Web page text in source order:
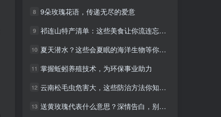
8 9朵玫瑰花语，传递无尽的爱意
9 祁连山特产清单：这些美食让你流连忘返！
10 夏天潜水？这些会夏眠的海洋生物等你探索！
11 掌握蚯蚓养殖技术，为环保事业助力
12 云南松毛虫危害大，这些防治方法你知道吗？
13 送黄玫瑰代表什么意思？深情告白，别错过！
8 9朵玫瑰花语，传递无尽的爱意
9 祁连山特产清单：这些美食让你流连忘返！
10 夏天潜水？这些会夏眠的海洋生物等你探索！
11 掌握蚯蚓养殖技术，为环保事业助力
12 云南松毛虫危害大，这些防治方法你知道吗？
13 送黄玫瑰代表什么意思？深情告白，别错过！